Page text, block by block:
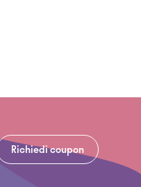
Richiedi coupon